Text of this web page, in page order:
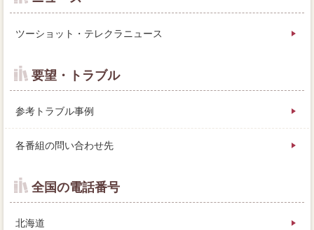
ツーショット・テレクラニュース
要望・トラブル
参考トラブル事例
各番組の問い合わせ先
全国の電話番号
北海道